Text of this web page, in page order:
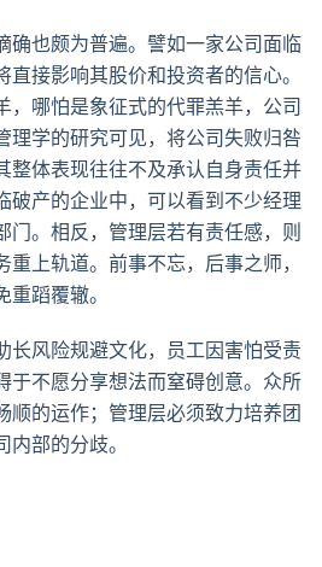
确也颇为普遍。譬如一家公司面临
接影响其股价和投资者的信心。
，哪怕是象征式的代罪羔羊，公司
理学的研究可见，将公司失败归咎
整体表现往往不及承认自身责任并
破产的企业中，可以看到不少经理
门。相反，管理层若有责任感，则
上轨道。前事不忘，后事之师，
蹈覆辙。
长风险规避文化，员工因害怕受责
于不愿分享想法而窒碍创意。众所
顺的运作；管理层必须致力培养团
部的分歧。